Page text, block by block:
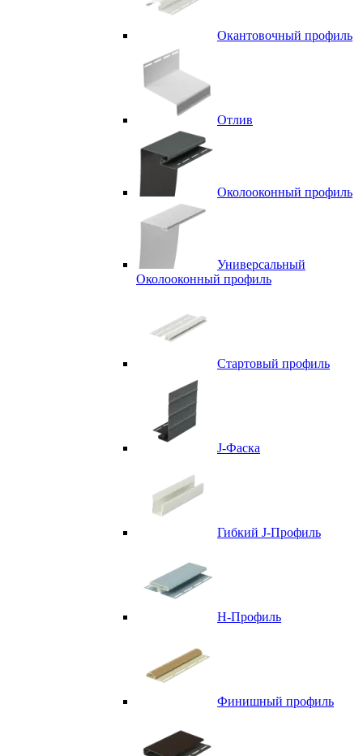
Окантовочный профиль
Отлив
Околооконный профиль
Универсальный
Околооконный профиль
Стартовый профиль
J-Фаска
Гибкий J-Профиль
H-Профиль
Финишный профиль